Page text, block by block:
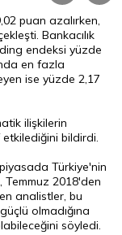
puan azalırken,
Bankacılık
endeksi yüzde
en fazla
ise yüzde 2,17
ilişkilerin
bildirdi.
Türkiye'nin
Temmuz 2018'den
analistler, bu
olmadığına
söyledi.